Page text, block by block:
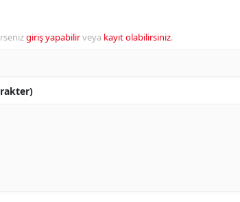
giriş yapabilirveya kayıt olabilirsiniz.